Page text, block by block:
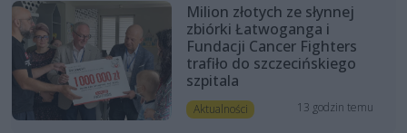
Milion złotych ze słynnej
zbiórki Łatwoganga i
Fundacji Cancer Fighters
trafiło do szczecińskiego
szpitala
Aktualności 13 godzin temu